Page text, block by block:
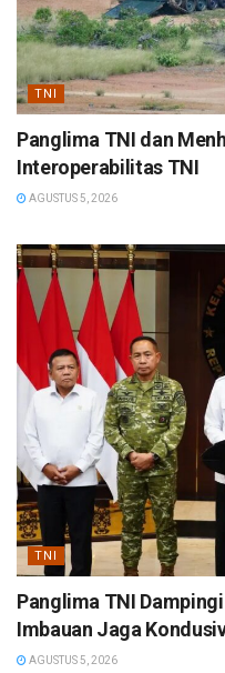
TNI
Panglima TNI dan
Interoperabilitas TNI
AGUSTUS 5, 2026
TNI
Panglima TNI
Imbauan Jaga
AGUSTUS 5, 2026